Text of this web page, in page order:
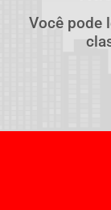
Você pode